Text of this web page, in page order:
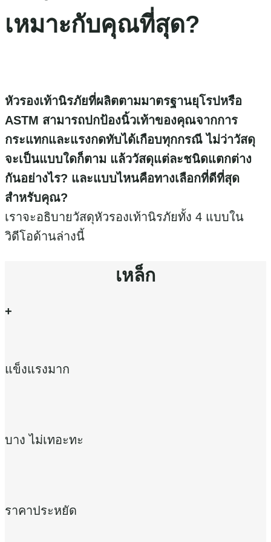
เหมาะกับคุณที่สุด?
หัวรองเท้านิรภัยที่ผลิตตามมาตรฐานยุโรปหรือ
ASTM สามารถปกป้องนิ้วเท้าของคุณจากการ
กระแทกและแรงกดทับได้เกือบทุกกรณี ไม่ว่าวัสดุ
จะเป็นแบบใดก็ตาม แล้ววัสดุแต่ละชนิดแตกต่าง
กันอย่างไร? และแบบไหนคือทางเลือกที่ดีที่สุด
สำหรับคุณ?
เราจะอธิบายวัสดุหัวรองเท้านิรภัยทั้ง 4 แบบใน
วิดีโอด้านล่างนี้
เหล็ก
+
แข็งแรงมาก
บาง ไม่เทอะทะ
ราคาประหยัด